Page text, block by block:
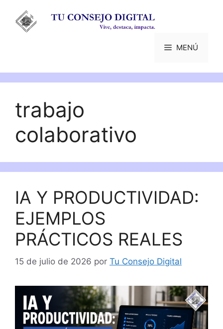
contenido
MENÚ
trabajo
colaborativo
IA Y PRODUCTIVIDAD:
EJEMPLOS
PRÁCTICOS REALES
15 de julio de 2026 por Tu Consejo Digital